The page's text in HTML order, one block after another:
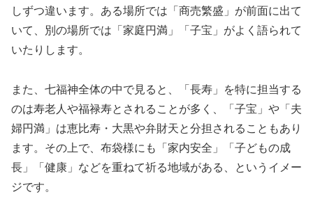
しずつ違います。ある場所では「商売繁盛」が前面に出て
いて、別の場所では「家庭円満」「子宝」がよく語られて
いたりします。
また、七福神全体の中で見ると、「長寿」を特に担当する
のは寿老人や福禄寿とされることが多く、「子宝」や「夫
婦円満」は恵比寿・大黒や弁財天と分担されることもあり
ます。その上で、布袋様にも「家内安全」「子どもの成
長」「健康」などを重ねて祈る地域がある、というイメー
ジです。